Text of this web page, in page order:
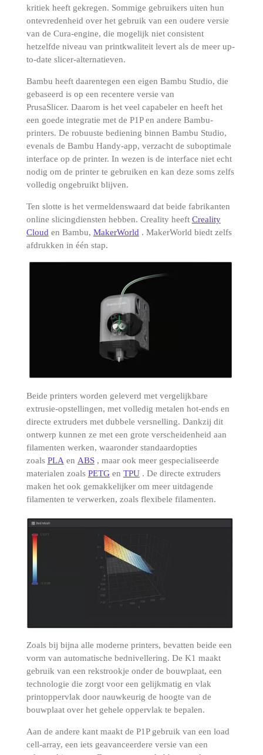
kritiek heeft gekregen. Sommige gebruikers uiten hun
ontevredenheid over het gebruik van een oudere versie
van de Cura-engine, die mogelijk niet consistent
hetzelfde niveau van printkwaliteit levert als de meer up-
to-date slicer-alternatieven.
Bambu heeft daarentegen een eigen Bambu Studio, die
gebaseerd is op een recentere versie van
PrusaSlicer. Daarom is het veel capabeler en heeft het
een goede integratie met de P1P en andere Bambu-
printers. De robuuste bediening binnen Bambu Studio,
evenals de Bambu Handy-app, verzacht de suboptimale
interface op de printer. In wezen is de interface niet echt
nodig om de printer te gebruiken en kan deze soms zelfs
volledig ongebruikt blijven.
Ten slotte is het vermeldenswaard dat beide fabrikanten
online slicingdiensten hebben. Creality heeft Creality
Cloud en Bambu, MakerWorld . MakerWorld biedt zelfs
afdrukken in één stap.
Beide printers worden geleverd met vergelijkbare
extrusie-opstellingen, met volledig metalen hot-ends en
directe extruders met dubbele versnelling. Dankzij dit
ontwerp kunnen ze met een grote verscheidenheid aan
filamenten werken, waaronder standaardopties
zoals PLA en ABS , maar ook meer gespecialiseerde
materialen zoals PETG en TPU . De directe extruders
maken het ook gemakkelijker om meer uitdagende
filamenten te verwerken, zoals flexibele filamenten.
Zoals bij bijna alle moderne printers, bevatten beide een
vorm van automatische bednivellering. De K1 maakt
gebruik van een rekstrookje onder de bouwplaat, een
technologie die zorgt voor een gelijkmatig en vlak
printoppervlak door nauwkeurig de hoogte van de
bouwplaat over het gehele oppervlak te bepalen.
Aan de andere kant maakt de P1P gebruik van een load
cell-array, een iets geavanceerdere versie van een